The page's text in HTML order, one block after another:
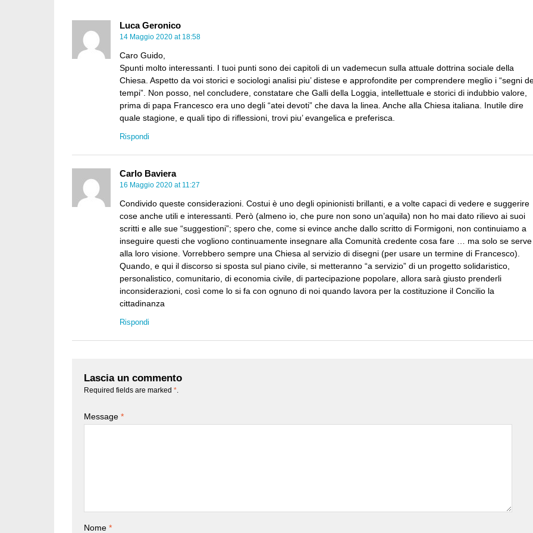
Luca Geronico
14 Maggio 2020 at 18:58
Caro Guido,
Spunti molto interessanti. I tuoi punti sono dei capitoli di un vademecun sulla attuale dottrina sociale della
Chiesa. Aspetto da voi storici e sociologi analisi piu’ distese e approfondite per comprendere meglio i “segni
tempi”. Non posso, nel concludere, constatare che Galli della Loggia, intellettuale e storici di indubbio valore,
prima di papa Francesco era uno degli “atei devoti” che dava la linea. Anche alla Chiesa italiana. Inutile dire
quale stagione, e quali tipo di riflessioni, trovi piu’ evangelica e preferisca.
Rispondi
Carlo Baviera
16 Maggio 2020 at 11:27
Condivido queste considerazioni. Costui è uno degli opinionisti brillanti, e a volte capaci di vedere e suggerire
cose anche utili e interessanti. Però (almeno io, che pure non sono un’aquila) non ho mai dato rilievo ai suoi
scritti e alle sue “suggestioni”; spero che, come si evince anche dallo scritto di Formigoni, non continuiamo a
inseguire questi che vogliono continuamente insegnare alla Comunità credente cosa fare … ma solo se serve
alla loro visione. Vorrebbero sempre una Chiesa al servizio di disegni (per usare un termine di Francesco).
Quando, e qui il discorso si sposta sul piano civile, si metteranno “a servizio” di un progetto solidaristico,
personalistico, comunitario, di economia civile, di partecipazione popolare, allora sarà giusto prenderli
inconsiderazioni, così come lo si fa con ognuno di noi quando lavora per la costituzione il Concilio la
cittadinanza
Rispondi
Lascia un commento
Required fields are marked *
Message *
Nome *